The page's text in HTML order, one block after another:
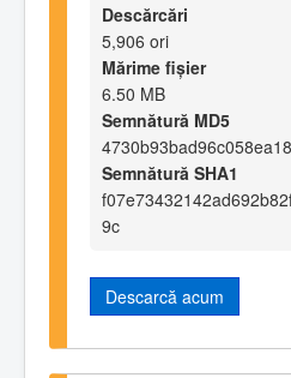
Descărcări
5,906 ori
Mărime fișier
6.50 MB
Semnătură MD5
Semnătură SHA1
9c
Descarcă acum